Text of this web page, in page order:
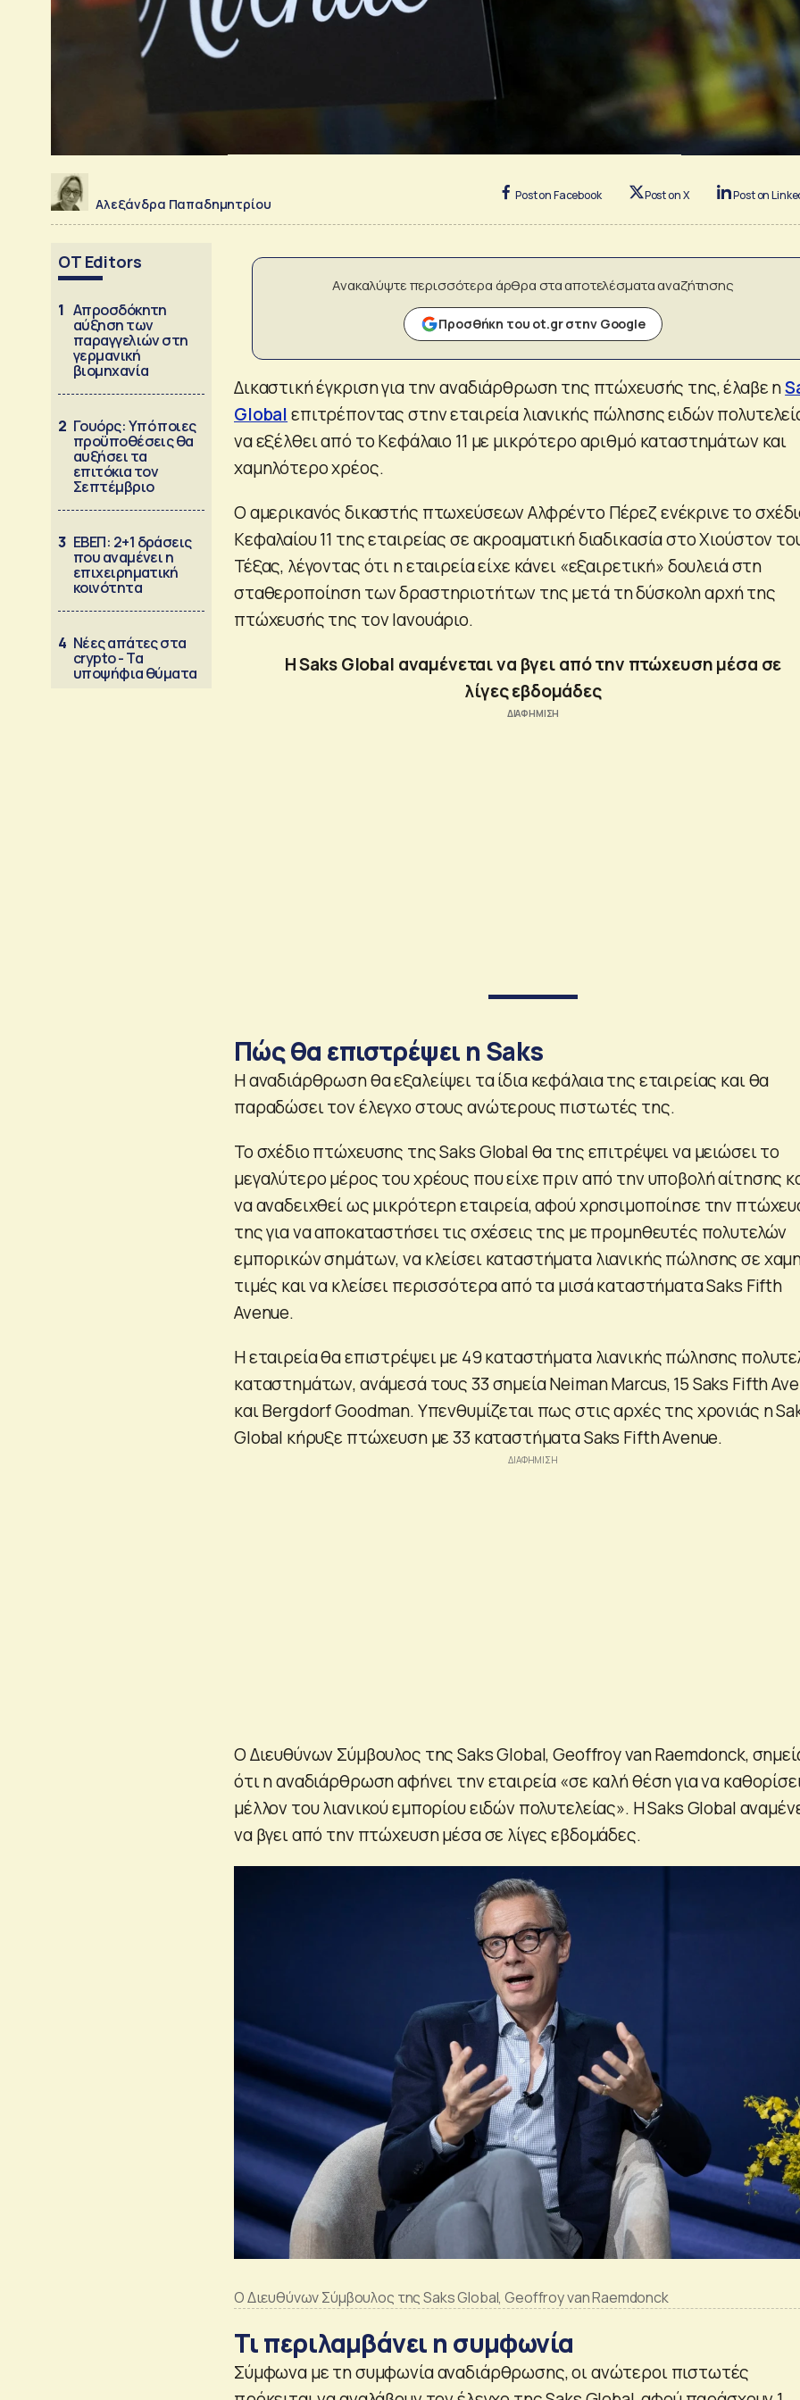
Αλεξάνδρα Παπαδημητρίου
Post on Facebook Post on X Post on
OT Editors
1 Απροσδόκητη
αύξηση των
παραγγελιών στη
γερμανική
βιομηχανία
2 Γουόρς: Υπό ποιες
προϋποθέσεις θα
αυξήσει τα
επιτόκια τον
Σεπτέμβριο
3 ΕΒΕΠ: 2+1 δράσεις
που αναμένει η
επιχειρηματική
κοινότητα
4 Νέες απάτες στα
crypto - Τα
υποψήφια θύματα
Ανακαλύψτε περισσότερα άρθρα στα αποτελέσματα αναζήτησης
Προσθήκη του ot.gr στην Google
Δικαστική έγκριση για την αναδιάρθρωση της πτώχευσής της, έλαβε η
Globalεπιτρέποντας στην εταιρεία λιανικής πώλησης ειδών
να εξέλθει από το Κεφάλαιο 11 με μικρότερο αριθμό καταστημάτων και
χαμηλότερο χρέος.
Ο αμερικανός δικαστής πτωχεύσεων Αλφρέντο Πέρεζ ενέκρινε το
Κεφαλαίου 11 της εταιρείας σε ακροαματική διαδικασία στο Χιούστον
Τέξας, λέγοντας ότι η εταιρεία είχε κάνει «εξαιρετική» δουλειά στη
σταθεροποίηση των δραστηριοτήτων της μετά τη δύσκολη αρχή της
πτώχευσής της τον Ιανουάριο.
Η Saks Global αναμένεται να βγει από την πτώχευση μέσα σε
λίγες εβδομάδες
Πώς θα επιστρέψει η Saks
Η αναδιάρθρωση θα εξαλείψει τα ίδια κεφάλαια της εταιρείας και θα
παραδώσει τον έλεγχο στους ανώτερους πιστωτές της.
Το σχέδιο πτώχευσης της Saks Global θα της επιτρέψει να μειώσει το
μεγαλύτερο μέρος του χρέους που είχε πριν από την υποβολή αίτησης
να αναδειχθεί ως μικρότερη εταιρεία, αφού χρησιμοποίησε την
της για να αποκαταστήσει τις σχέσεις της με προμηθευτές πολυτελών
εμπορικών σημάτων, να κλείσει καταστήματα λιανικής πώλησης σε
τιμές και να κλείσει περισσότερα από τα μισά καταστήματα Saks Fifth
Avenue.
Η εταιρεία θα επιστρέψει με 49 καταστήματα λιανικής πώλησης
καταστημάτων, ανάμεσά τους 33 σημεία Neiman Marcus, 15 Saks Fifth
και Bergdorf Goodman. Υπενθυμίζεται πως στις αρχές της χρονιάς η
Global κήρυξε πτώχευση με 33 καταστήματα Saks Fifth Avenue.
Ο Διευθύνων Σύμβουλος της Saks Global, Geoffroy van Raemdonck,
ότι η αναδιάρθρωση αφήνει την εταιρεία «σε καλή θέση για να
μέλλον του λιανικού εμπορίου ειδών πολυτελείας». Η Saks Global
να βγει από την πτώχευση μέσα σε λίγες εβδομάδες.
Ο Διευθύνων Σύμβουλος της Saks Global, Geoffroy van Raemdonck
Τι περιλαμβάνει η συμφωνία
Σύμφωνα με τη συμφωνία αναδιάρθρωσης, οι ανώτεροι πιστωτές